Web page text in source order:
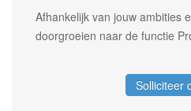
Afhankelijk van jouw ambities
doorgroeien naar de functie
Solliciteer